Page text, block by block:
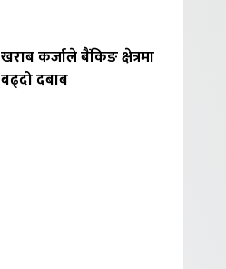
खराब कर्जाले बैंकिङ क्षेत्रमा
बढ्दो दबाब